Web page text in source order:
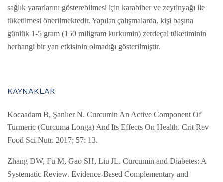
sağlık yararlarını gösterebilmesi için karabiber ve zeytinyağı ile
tüketilmesi önerilmektedir. Yapılan çalışmalarda, kişi başına
günlük 1-5 gram (150 miligram kurkumin) zerdeçal tüketiminin
herhangi bir yan etkisinin olmadığı gösterilmiştir.
KAYNAKLAR
Kocaadam B, Şanlıer N. Curcumin An Active Component Of
Turmeric (Curcuma Longa) And Its Effects On Health. Crit Rev
Food Sci Nutr. 2017; 57: 13.
Zhang DW, Fu M, Gao SH, Liu JL. Curcumin and Diabetes: A
Systematic Review. Evidence-Based Complementary and